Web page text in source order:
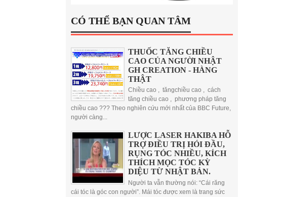
CÓ THỂ BẠN QUAN TÂM
THUỐC TĂNG CHIỀU
CAO CỦA NGƯỜI NHẬT
GH CREATION - HÀNG
THẬT
Chiều cao , tăngchiều cao , cách
tăng chiều cao , phương pháp tăng
chiều cao ??? Theo nghiên cứu mới nhất của BBC Future,
người càng...
LƯỢC LASER HAKIBA HỖ
TRỢ ĐIỀU TRỊ HÓI ĐẦU,
RỤNG TÓC NHIỀU, KÍCH
THÍCH MỌC TÓC KỲ
DIỆU TỪ NHẬT BẢN.
Người ta vẫn thường nói: “Cái răng
cái tóc là góc con người”. Mái tóc được xem là trang sức